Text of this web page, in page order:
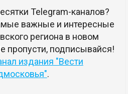
Telegram-каналов?
важные и интересные
региона в новом
пропусти, подписывайся!
издания "Вести
.